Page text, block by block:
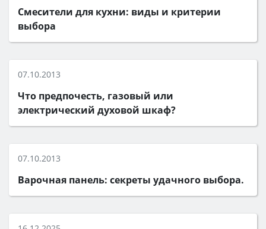
Смесители для кухни: виды и критерии
выбора
07.10.2013
Что предпочесть, газовый или
электрический духовой шкаф?
07.10.2013
Варочная панель: секреты удачного выбора.